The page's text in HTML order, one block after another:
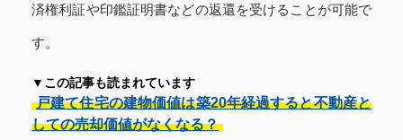
済権利証や印鑑証明書などの返還を受けることが可能で
す。
▼この記事も読まれています
戸建て住宅の建物価値は築20年経過すると不動産と
しての売却価値がなくなる？